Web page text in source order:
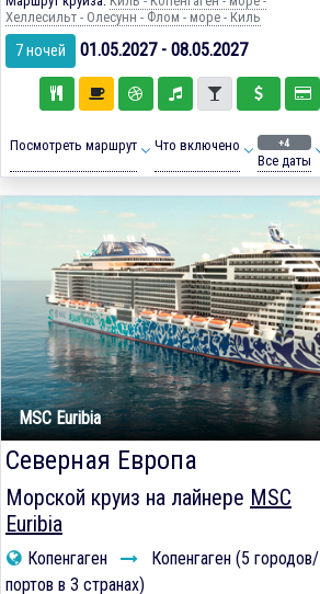
Хеллесильт - Олесунн - Флом - море - Киль
7 ночей 01.05.2027 - 08.05.2027
Посмотреть маршрут Что включено +4
Все даты
MSC Euribia
Северная Европа
Морской круиз на лайнере MSC
Euribia
Копенгаген
Копенгаген (5 городов/
портов в 3 странах)